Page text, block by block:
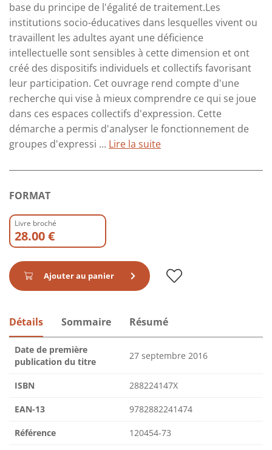
base du principe de l'égalité de traitement.Les
institutions socio-éducatives dans lesquelles vivent ou
travaillent les adultes ayant une déficience
intellectuelle sont sensibles à cette dimension et ont
créé des dispositifs individuels et collectifs favorisant
leur participation. Cet ouvrage rend compte d'une
recherche qui vise à mieux comprendre ce qui se joue
dans ces espaces collectifs d'expression. Cette
démarche a permis d'analyser le fonctionnement de
groupes d'expressi ... Lire la suite
FORMAT
Livre broché
28.00 €
Ajouter au panier
Détails Sommaire Résumé
Date de première
publication du titre
27 septembre 2016
ISBN 288224147X
EAN-13 9782882241474
Référence 120454-73